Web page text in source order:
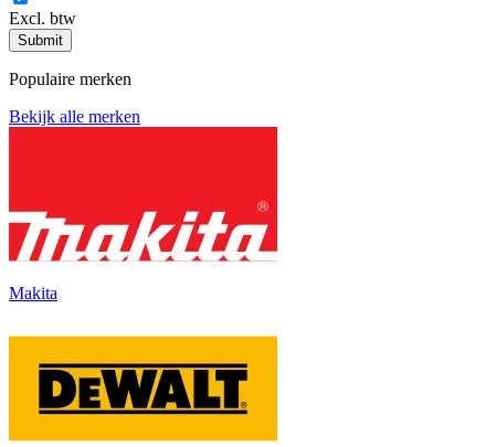
Excl. btw
Submit
Populaire merken
Bekijk alle merken
Makita